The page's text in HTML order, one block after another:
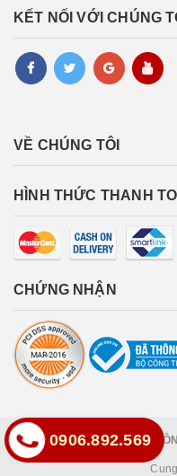
KẾT NỐI VỚI CHÚNG
VỀ CHÚNG TÔI
HÌNH THỨC THANH
CHỨNG NHẬN
Bản quyền thuộc về
0906.892.569